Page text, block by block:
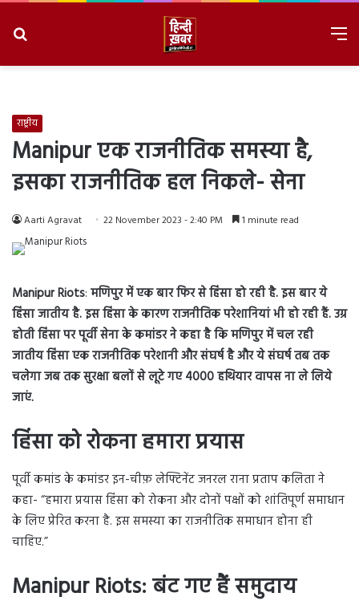
राष्ट्रीय
Manipur एक राजनीतिक समस्या है,
इसका राजनीतिक हल निकले- सेना
Aarti Agravat 22 November 2023 - 2:40 PM 1 minute read
Manipur Riots: मणिपुर में एक बार फिर से हिंसा हो रही है. इस बार ये
हिंसा जातीय है. इस हिंसा के कारण राजनीतिक परेशानियां भी हो रही हैं.उग्र
होती हिंसा परपूर्वी सेना के कमांडर ने कहा है कि मणिपुर में चल रही
जातीय हिंसा एक राजनीतिक परेशानी और संघर्ष है और ये संघर्ष तब तक
चलेगा जब तक सुरक्षा बलों से लूटे गए 4000 हथियार वापस ना ले लिये
जाएं.
हिंसा को रोकना हमारा प्रयास
पूर्वी कमांड के कमांडर इन-चीफ़ लेफ्टिनेंट जनरल राना प्रताप कलिता ने
कहा- “हमारा प्रयास हिंसा को रोकना और दोनों पक्षों को शांतिपूर्ण समाधान
के लिए प्रेरित करना है. इस समस्या का राजनीतिक समाधान होना ही
चाहिए.”
Manipur Riots: बंट गए हैं समुदाय